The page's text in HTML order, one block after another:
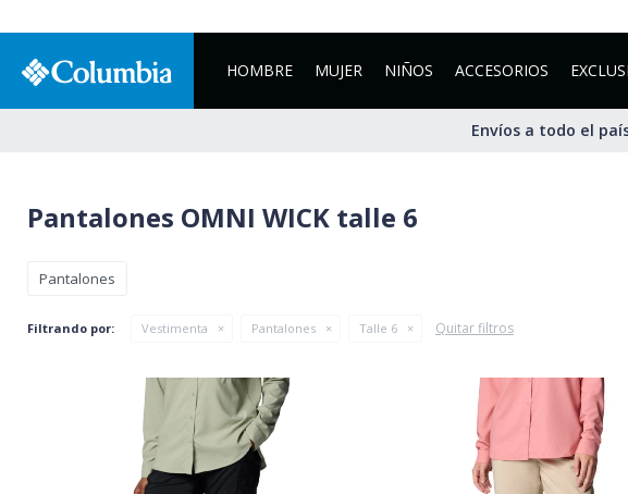
HOMBRE MUJER NIÑOS ACCESORIOS
Envíos a todo el
Pantalones OMNI WICK talle 6
Pantalones
Filtrando por: Vestimenta Pantalones Talle 6 Quitar filtros